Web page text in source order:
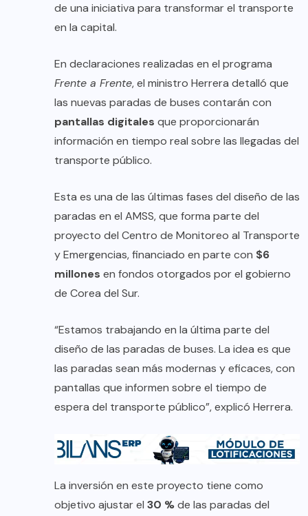
de una iniciativa para transformar el transporte
en la capital.
En declaraciones realizadas en el programa
Frente a Frente, el ministro Herrera detalló que
las nuevas paradas de buses contarán con
pantallas digitales que proporcionarán
información en tiempo real sobre las llegadas del
transporte público.
Esta es una de las últimas fases del diseño de las
paradas en el AMSS, que forma parte del
proyecto del Centro de Monitoreo al Transporte
y Emergencias, financiado en parte con $6
millones en fondos otorgados por el gobierno
de Corea del Sur.
“Estamos trabajando en la última parte del
diseño de las paradas de buses. La idea es que
las paradas sean más modernas y eficaces, con
pantallas que informen sobre el tiempo de
espera del transporte público”, explicó Herrera.
La inversión en este proyecto tiene como
objetivo ajustar el 30 %de las paradas del